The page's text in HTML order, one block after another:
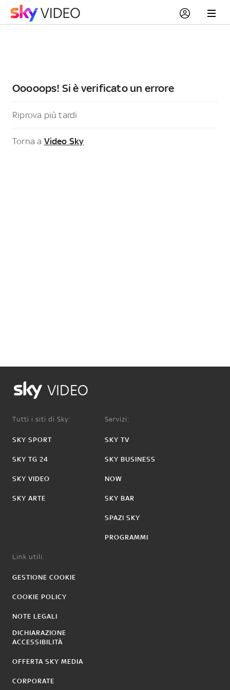
Ooooops! Si è verificato un errore
Riprova più tardi
Torna a Video Sky
VIDEO
Tutti i siti di Sky:
SKY SPORT
SKY TG 24
SKY VIDEO
SKY ARTE
Servizi:
SKY TV
SKY BUSINESS
NOW
SKY BAR
SPAZI SKY
PROGRAMMI
Link utili:
GESTIONE COOKIE
COOKIE POLICY
NOTE LEGALI
DICHIARAZIONE
ACCESSIBILITÀ
OFFERTA SKY MEDIA
CORPORATE